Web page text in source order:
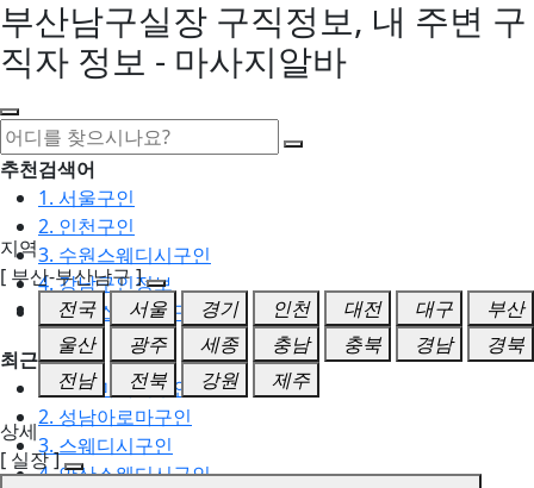
부산남구실장 구직정보, 내 주변 구
직자 정보 - 마사지알바
추천검색어
1. 서울구인
2. 인천구인
3. 수원스웨디시구인
4. 강남구인정보
5. 동탄스웨디시구인
최근검색어
1. 일산마사지구인
2. 성남아로마구인
3. 스웨디시구인
4. 안산스웨디시구인
지역
[ 부산-부산남구 ]
전국
서울 경기 인천 대전 대구
부산
울산
광주 세종 충남 충북 경남
경북
전남
전북 강원
제주
상세
[ 실장 ]